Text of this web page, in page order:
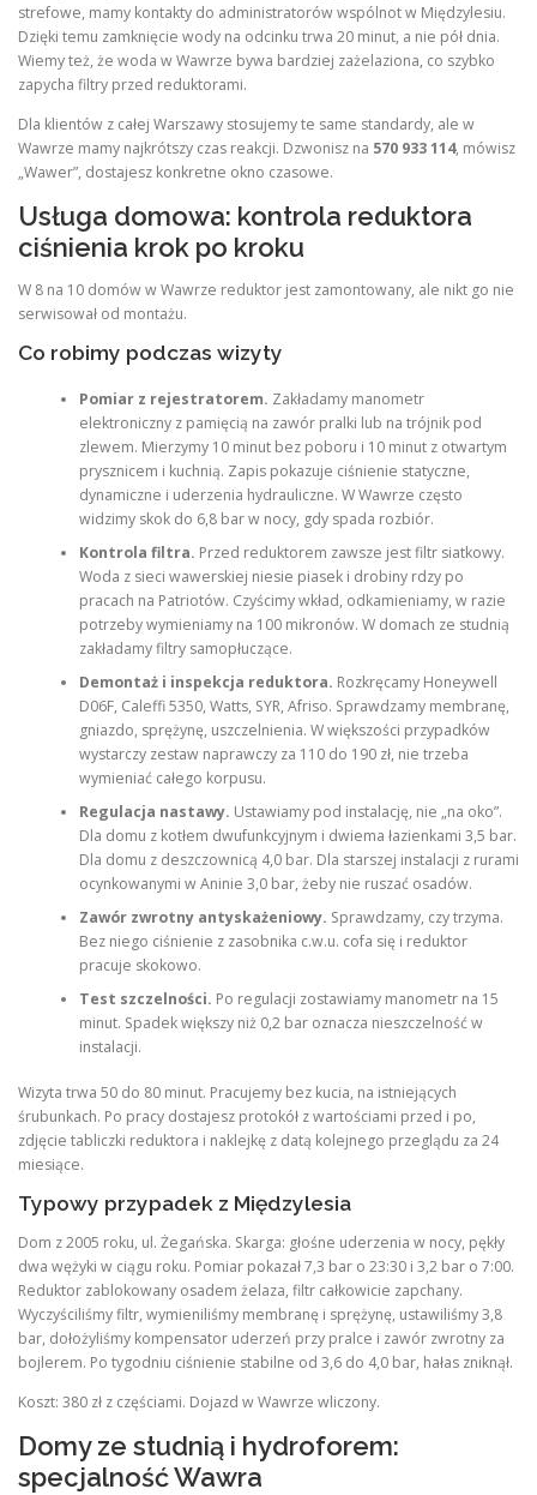
strefowe, mamy kontakty do administratorów wspólnot w Międzylesiu.
Dzięki temu zamknięcie wody na odcinku trwa 20 minut, a nie pół dnia.
Wiemy też, że woda w Wawrze bywa bardziej zażelaziona, co szybko
zapycha filtry przed reduktorami.
Dla klientów z całej Warszawy stosujemy te same standardy, ale w
Wawrze mamy najkrótszy czas reakcji. Dzwonisz na 570 933 114, mówisz
„Wawer”, dostajesz konkretne okno czasowe.
Usługa domowa: kontrola reduktora
ciśnienia krok po kroku
W 8 na 10 domów w Wawrze reduktor jest zamontowany, ale nikt go nie
serwisował od montażu.
Co robimy podczas wizyty
Pomiar z rejestratorem. Zakładamy manometr
elektroniczny z pamięcią na zawór pralki lub na trójnik pod
zlewem. Mierzymy 10 minut bez poboru i 10 minut z otwartym
prysznicem i kuchnią. Zapis pokazuje ciśnienie statyczne,
dynamiczne i uderzenia hydrauliczne. W Wawrze często
widzimy skok do 6,8 bar w nocy, gdy spada rozbiór.
Kontrola filtra. Przed reduktorem zawsze jest filtr siatkowy.
Woda z sieci wawerskiej niesie piasek i drobiny rdzy po
pracach na Patriotów. Czyścimy wkład, odkamieniamy, w razie
potrzeby wymieniamy na 100 mikronów. W domach ze studnią
zakładamy filtry samopłuczące.
Demontaż i inspekcja reduktora. Rozkręcamy Honeywell
D06F, Caleffi 5350, Watts, SYR, Afriso. Sprawdzamy membranę,
gniazdo, sprężynę, uszczelnienia. W większości przypadków
wystarczy zestaw naprawczy za 110 do 190 zł, nie trzeba
wymieniać całego korpusu.
Regulacja nastawy. Ustawiamy pod instalację, nie „na oko”.
Dla domu z kotłem dwufunkcyjnym i dwiema łazienkami 3,5 bar.
Dla domu z deszczownicą 4,0 bar. Dla starszej instalacji z rurami
ocynkowanymi w Aninie 3,0 bar, żeby nie ruszać osadów.
Zawór zwrotny antyskażeniowy. Sprawdzamy, czy trzyma.
Bez niego ciśnienie z zasobnika c.w.u. cofa się i reduktor
pracuje skokowo.
Test szczelności. Po regulacji zostawiamy manometr na 15
minut. Spadek większy niż 0,2 bar oznacza nieszczelność w
instalacji.
Wizyta trwa 50 do 80 minut. Pracujemy bez kucia, na istniejących
śrubunkach. Po pracy dostajesz protokół z wartościami przed i po,
zdjęcie tabliczki reduktora i naklejkę z datą kolejnego przeglądu za 24
miesiące.
Typowy przypadek z Międzylesia
Dom z 2005 roku, ul. Żegańska. Skarga: głośne uderzenia w nocy, pękły
dwa wężyki w ciągu roku. Pomiar pokazał 7,3 bar o 23:30 i 3,2 bar o 7:00.
Reduktor zablokowany osadem żelaza, filtr całkowicie zapchany.
Wyczyściliśmy filtr, wymieniliśmy membranę i sprężynę, ustawiliśmy 3,8
bar, dołożyliśmy kompensator uderzeń przy pralce i zawór zwrotny za
bojlerem. Po tygodniu ciśnienie stabilne od 3,6 do 4,0 bar, hałas zniknął.
Koszt: 380 zł z częściami. Dojazd w Wawrze wliczony.
Domy ze studnią i hydroforem:
specjalność Wawra